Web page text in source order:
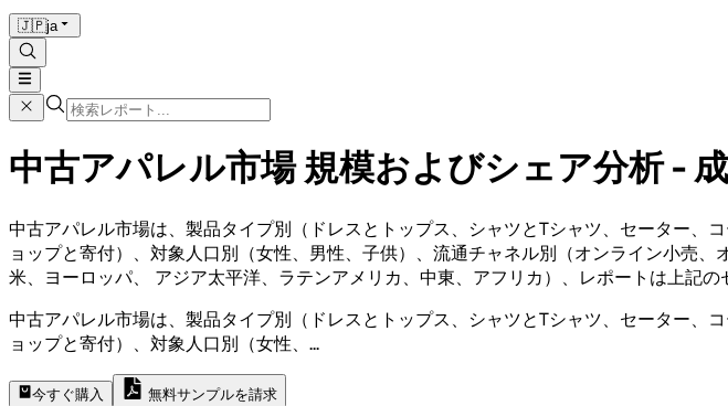
🇯🇵ja
中古アパレル市場 規模およびシェア分析 -
中古アパレル市場は、製品タイプ別（ドレスとトップス、シャツとTシャツ、セーター
ョップと寄付）、対象人口別（女性、男性、子供）、流通チャネル別（オンライン小売
米、ヨーロッパ、 アジア太平洋、ラテンアメリカ、中東、アフリカ）、レポートは上記
中古アパレル市場は、製品タイプ別（ドレスとトップス、シャツとTシャツ、セーター
ョップと寄付）、対象人口別（女性、 ...
今すぐ購入 無料サンプルを請求